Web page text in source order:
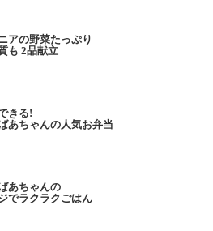
アの野菜たっぷり
も 2品献立
きる!
あちゃんの人気お弁当
あちゃんの
でラクラクごはん